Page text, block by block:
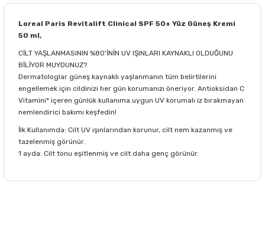
Loreal Paris Revitalift Clinical SPF 50+ Yüz Güneş Kremi
50 ml,
CİLT YAŞLANMASININ %80'İNİN UV IŞINLARI KAYNAKLI OLDUĞUNU
BİLİYOR MUYDUNUZ?
Dermatologlar güneş kaynaklı yaşlanmanın tüm belirtilerini
engellemek için cildinizi her gün korumanızı öneriyor. Antioksidan C
Vitamini* içeren günlük kullanıma uygun UV korumalı iz bırakmayan
nemlendirici bakımı keşfedin!
İlk Kullanımda: Cilt UV ışınlarından korunur, cilt nem kazanmış ve
tazelenmiş görünür.
1 ayda: Cilt tonu eşitlenmiş ve cilt daha genç görünür.